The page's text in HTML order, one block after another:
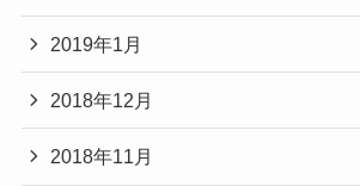
2019年1月
2018年12月
2018年11月